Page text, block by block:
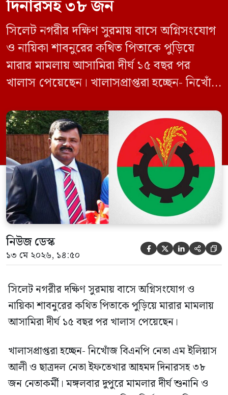
দিনারসহ ৩৮ জন
সিলেট নগরীর দক্ষিণ সুরমায় বাসে অগ্নিসংযোগ
ও নায়িকা শাবনুরের কথিত পিতাকে পুড়িয়ে
মারার মামলায় আসামিরা দীর্ঘ ১৫ বছর পর
খালাস পেয়েছেন। খালাসপ্রাপ্তরা হচ্ছেন- নিখোঁজ
ইফতেখার আহমদ দিনারসহ ৩৮ জন নেতাকর্মী।
মঙ্গলবার দুপুরে মামলার দীর্ঘ শুনানি ও সাক্ষ্য-
প্রমাণ জেরা শেষে আসামিরা নির্দোষ প্রমাণিত
হওয়ায় খালাস দেন বিচারক। মানবপাচার […]
নিউজ ডেস্ক
১৩ মে ২০২৬, ১৪:৫০     
সিলেট নগরীর দক্ষিণ সুরমায় বাসে অগ্নিসংযোগ ও
নায়িকা শাবনুরের কথিত পিতাকে পুড়িয়ে মারার মামলায়
আসামিরা দীর্ঘ ১৫ বছর পর খালাস পেয়েছেন।
খালাসপ্রাপ্তরা হচ্ছেন- নিখোঁজ বিএনপি নেতা এম ইলিয়াস
আলী ও ছাত্রদল নেতা ইফতেখার আহমদ দিনারসহ ৩৮
জন নেতাকর্মী। মঙ্গলবার দুপুরে মামলার দীর্ঘ শুনানি ও